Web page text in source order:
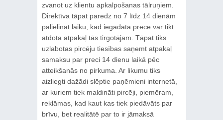
zvanot uz klientu apkalpošanas tālruņiem.
Direktīva tāpat paredz no 7 līdz 14 dienām
palielināt laiku, kad iegādātā prece var tikt
atdota atpakaļ tās tirgotājam. Tāpat tiks
uzlabotas pircēju tiesības saņemt atpakaļ
samaksu par preci 14 dienu laikā pēc
atteikšanās no pirkuma. Ar likumu tiks
aizliegti dažādi slēptie paņēmieni internetā,
ar kuriem tiek maldināti pircēji, piemēram,
reklāmas, kad kaut kas tiek piedāvāts par
brīvu, bet realitātē par to ir jāmaksā